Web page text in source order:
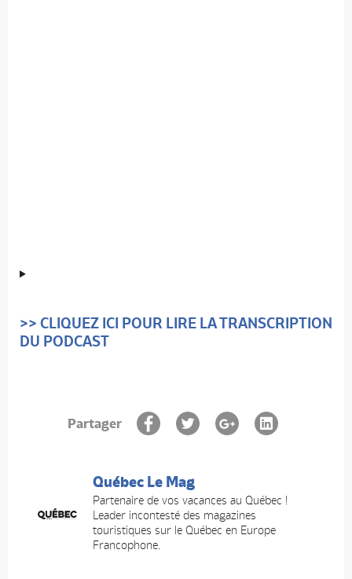
>> CLIQUEZ ICI POUR LIRE LA TRANSCRIPTION
DU PODCAST
Partager
Québec Le Mag
Partenaire de vos vacances au Québec !
Leader incontesté des magazines
touristiques sur le Québec en Europe
Francophone.